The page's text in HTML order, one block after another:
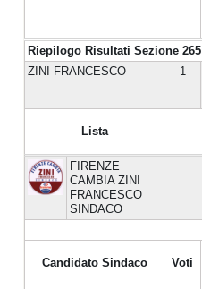
Riepilogo Risultati Sezione 265
ZINI FRANCESCO 1
Lista
FIRENZE
CAMBIA ZINI
FRANCESCO
SINDACO
Candidato Sindaco Voti